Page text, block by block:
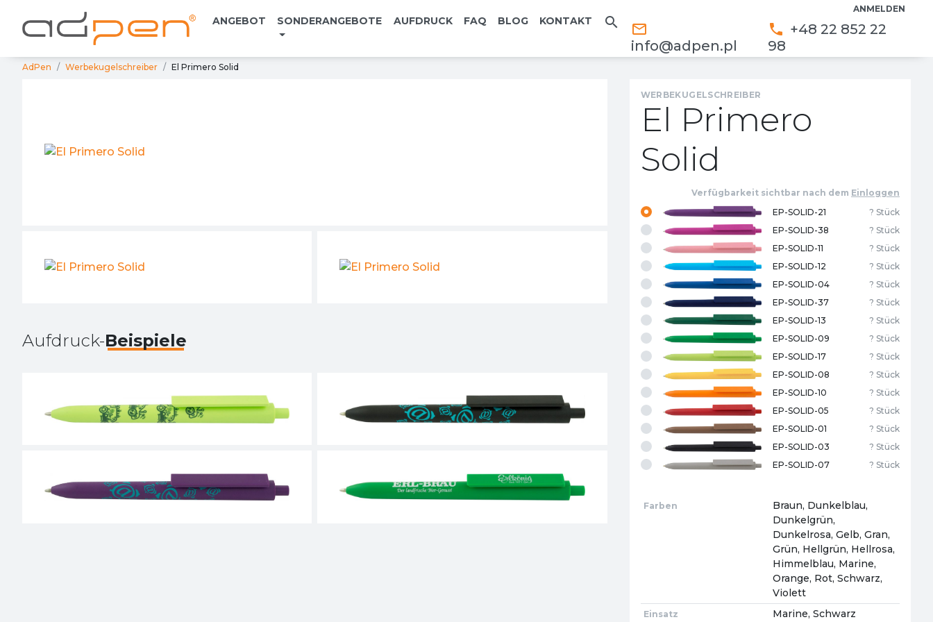
ANGEBOT SONDERANGEBOTE AUFDRUCK FAQ BLOG KONTAKT search
ANMELDEN
mail_outline
info@adpen.pl
phone +48 22 852 22
98
AdPen Werbekugelschreiber El Primero Solid
WERBEKUGELSCHREIBER
El Primero
Solid
Verfügbarkeit sichtbar nach dem Einloggen
EP-SOLID-21
? Stück
EP-SOLID-38
? Stück
EP-SOLID-11
? Stück
EP-SOLID-12
? Stück
EP-SOLID-04
? Stück
EP-SOLID-37
? Stück
EP-SOLID-13
? Stück
EP-SOLID-09
? Stück
EP-SOLID-17
? Stück
EP-SOLID-08
? Stück
EP-SOLID-10
? Stück
EP-SOLID-05
? Stück
EP-SOLID-01
? Stück
EP-SOLID-03
? Stück
EP-SOLID-07
? Stück
Farben
Braun, Dunkelblau,
Dunkelgrün,
Dunkelrosa, Gelb, Gran,
Grün, Hellgrün, Hellrosa,
Himmelblau, Marine,
Orange, Rot, Schwarz,
Violett
Einsatz Marine, Schwarz
Aufdruck-Beispiele